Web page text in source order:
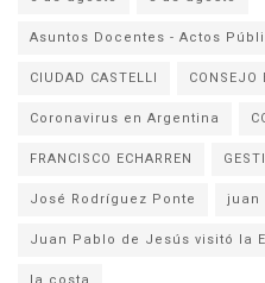
Asuntos Docentes - Actos
CIUDAD CASTELLI
CONSEJO
Coronavirus en Argentina
FRANCISCO ECHARREN
José Rodríguez Ponte
juan